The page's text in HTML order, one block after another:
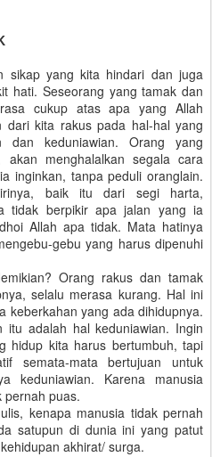
yang kita hindari dan juga
hati. Seseorang yang tamak dan
cukup atas apa yang Allah
dari kita rakus pada hal-hal yang
dan keduniawian. Orang yang
akan menghalalkan segala cara
inginkan, tanpa peduli oranglain.
baik itu dari segi harta,
tidak berpikir apa jalan yang ia
Allah apa tidak. Mata hatinya
gebu yang harus dipenuhi
Orang rakus dan tamak
selalu merasa kurang. Hal ini
keberkahan yang ada dihidupnya.
itu adalah hal keduniawian. Ingin
hidup kita harus bertumbuh, tapi
semata-mata bertujuan untuk
keduniawian. Karena manusia
pernah puas.
kenapa manusia tidak pernah
satupun di dunia ini yang patut
akhirat/ surga.